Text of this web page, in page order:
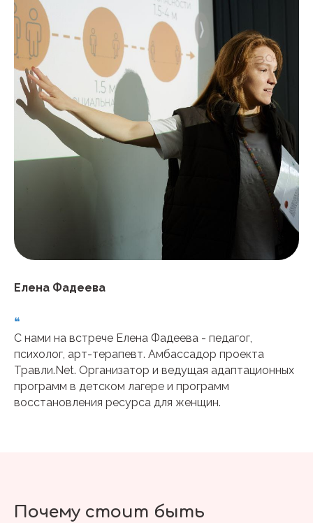
Елена Фадеева
❝
С нами на встрече Елена Фадеева - педагог,
психолог, арт-терапевт. Амбассадор проекта
Травли.Net. Организатор и ведущая адаптационных
программ в детском лагере и программ
восстановления ресурса для женщин.
Почему стоит быть